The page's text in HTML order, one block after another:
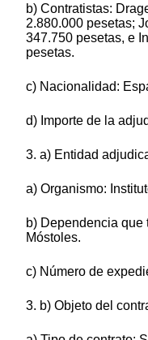
b) Contratistas:
2.880.000 pesetas;
347.750 pesetas, e
pesetas.
c) Nacionalidad:
d) Importe de la
3. a) Entidad
a) Organismo:
b) Dependencia
Móstoles.
c) Número de
3. b) Objeto del